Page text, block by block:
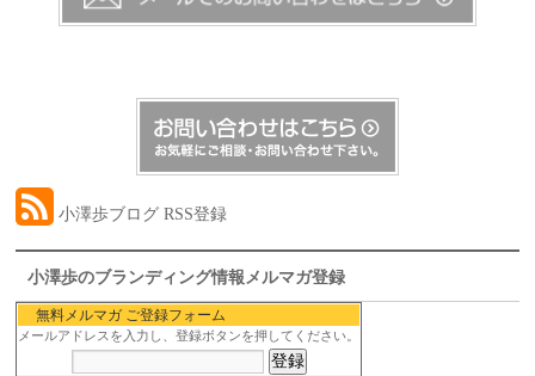
小澤歩ブログ RSS登録
小澤歩のブランディング情報メルマガ登録
無料メルマガ ご登録フォーム
メールアドレスを入力し、登録ボタンを押してください。